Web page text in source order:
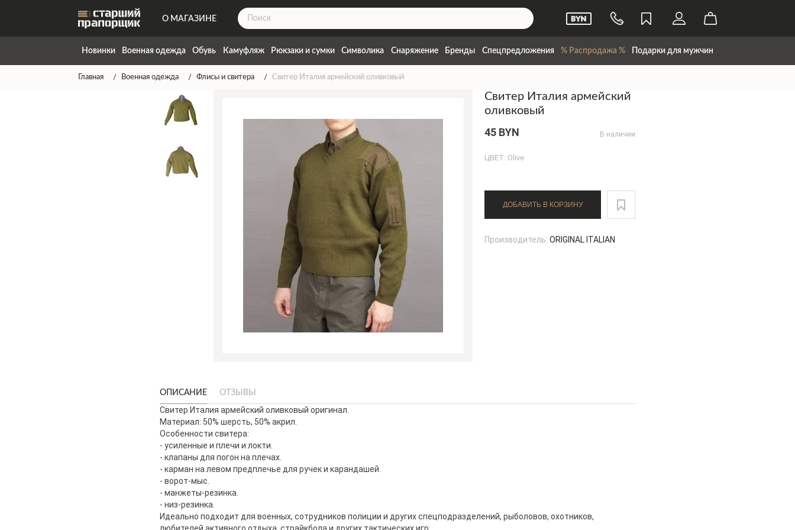
О МАГАЗИНЕ
ДОСТАВКА
НАПИСАТЬ НАМ
ТАБЛИЦА РАЗМЕРОВ
ГАРАНТИЯ
СПОСОБЫ ОПЛАТЫ
Новинки Военная одежда Обувь Камуфляж Рюкзаки и сумки Символика Снаряжение Бренды Спецпредложения % Распродажа % Подарки для мужчин
Главная Военная одежда Флисы и свитера Свитер Италия армейский оливковый
Свитер Италия армейский
оливковый
45 BYN В наличии
ЦВЕТ: Olive
ДОБАВИТЬ В КОРЗИНУ
Производитель:ORIGINAL ITALIAN
ОПИСАНИЕ ОТЗЫВЫ
Свитер Италия армейский оливковый оригинал.
Материал: 50% шерсть, 50% акрил.
Особенности свитера:
- усиленные и плечи и локти.
- клапаны для погон на плечах.
- карман на левом предплечье для ручек и карандашей.
- ворот-мыс.
- манжеты-резинка.
- низ-резинка.
Идеально подходит для военных, сотрудников полиции и других спецподразделений, рыболовов, охотников,